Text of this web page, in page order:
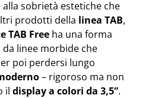
sobrietà estetiche che
prodotti della linea TAB,
TAB Free ha una forma
linee morbide che
poi perdersi lungo
– rigoroso ma non
il display a colori da 3,5”.